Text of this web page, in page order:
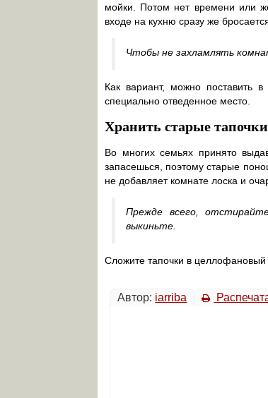
мойки. Потом нет времени или
входе на кухню сразу же
Чтобы не захламлять
Как вариант, можно поставить
специально отведенное место.
Хранить старые
Во многих семьях принято
запасешься, поэтому старые
не добавляет комнате лоска и
Прежде всего,
выкиньте.
Сложите тапочки в
Автор: iarriba